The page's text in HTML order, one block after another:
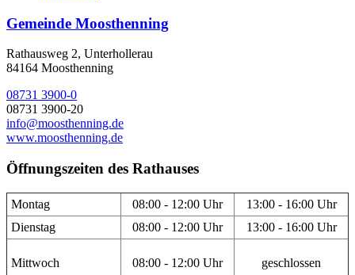
Gemeinde Moosthenning
Rathausweg 2, Unterhollerau
84164 Moosthenning
08731 3900-0
08731 3900-20
info@moosthenning.de
www.moosthenning.de
Öffnungszeiten des Rathauses
Montag 08:00 - 12:00 Uhr
13:00 - 16:00 Uhr
Dienstag
08:00 - 12:00 Uhr 13:00 - 16:00 Uhr
Mittwoch 08:00 - 12:00 Uhr geschlossen